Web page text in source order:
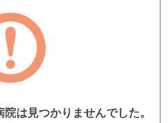
は見つかりませんでした。